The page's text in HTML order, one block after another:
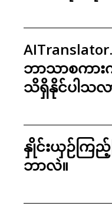
ဘာသာစကာ
သိရှိနိုင်ပါသလ
နှိုင်းယှဉ်ကြည့်
ဘာလဲ။